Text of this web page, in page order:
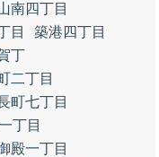
南四丁目
目
築港四丁目
丁
二丁目
町七丁目
丁目
殿一丁目